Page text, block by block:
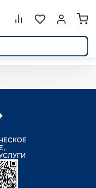
Сравнение.
СписокВойти или